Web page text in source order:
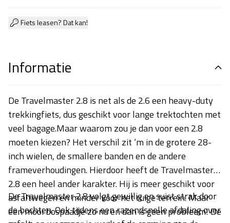
Fiets leasen? Dat kan!
Informatie
De Travelmaster 2.8 is net als de 2.6 een heavy-duty
trekkingfiets, dus geschikt voor lange trektochten met
veel bagage.Maar waarom zou je dan voor een 2.8
moeten kiezen? Het verschil zit ‘m in de grotere 28-
inch wielen, de smallere banden en de andere
frameverhoudingen. Hierdoor heeft de Travelmaster
2.8 een heel ander karakter. Hij is meer geschikt voor
asfaltwegen en minder voor het ruige terrein. Maar
een mooi bospaadje zo nu en dan is geen probleem! De
De Travelmaster 2.8 volgt gewillig en suist strak door
de bochten. Ook tijdens een razendsnelle afdaling over